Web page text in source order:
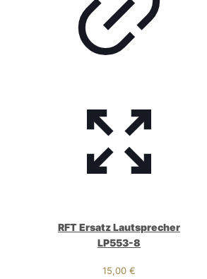
RFT Ersatz Lautsprecher
LP553-8
15,00€